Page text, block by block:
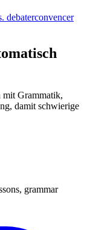
debaterconvencer
mit Grammatik,
damit schwierige
grammar